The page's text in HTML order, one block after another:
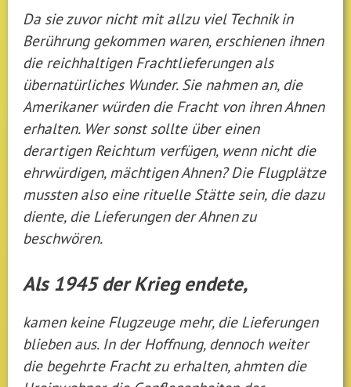
Da sie zuvor nicht mit allzu viel Technik in
Berührung gekommen waren, erschienen ihnen
die reichhaltigen Frachtlieferungen als
übernatürliches Wunder. Sie nahmen an, die
Amerikaner würden die Fracht von ihren Ahnen
erhalten. Wer sonst sollte über einen
derartigen Reichtum verfügen, wenn nicht die
ehrwürdigen, mächtigen Ahnen? Die Flugplätze
mussten also eine rituelle Stätte sein, die dazu
diente, die Lieferungen der Ahnen zu
beschwören.
Als 1945 der Krieg endete,
kamen keine Flugzeuge mehr, die Lieferungen
blieben aus. In der Hoffnung, dennoch weiter
die begehrte Fracht zu erhalten, ahmten die